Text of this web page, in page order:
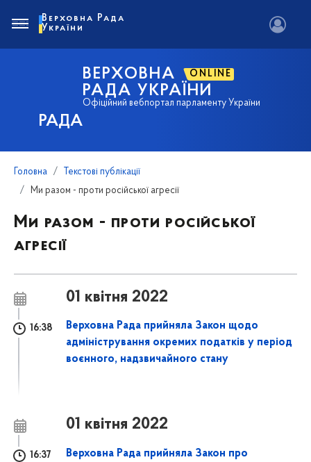
РАДА
ВЕРХОВНА ONLINE
РАДА УКРАЇНИ
Офіційний вебпортал парламенту України
Верховна Рада
України
Головна
Текстові публікації
Ми разом - проти російської агресії
Ми разом - проти російської
агресії
01 квітня 2022
16:38
Верховна Рада прийняла Закон щодо
адміністрування окремих податків у період
воєнного, надзвичайного стану
01 квітня 2022
16:37
Верховна Рада прийняла Закон про